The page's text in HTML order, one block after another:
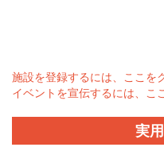
施設を登録するには、ここを
イベントを宣伝するには、こ
実